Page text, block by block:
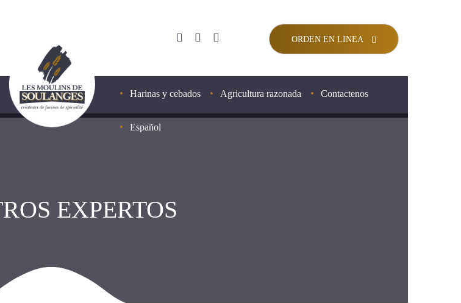
ORDEN EN LINEA
Harinas y cebados
Harina Baguette
Agricultura razonada Contactenos
Español
EnglishEXPERTOS